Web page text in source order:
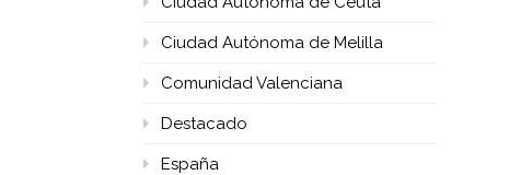
Ciudad Autónoma de Melilla
Comunidad Valenciana
Destacado
España